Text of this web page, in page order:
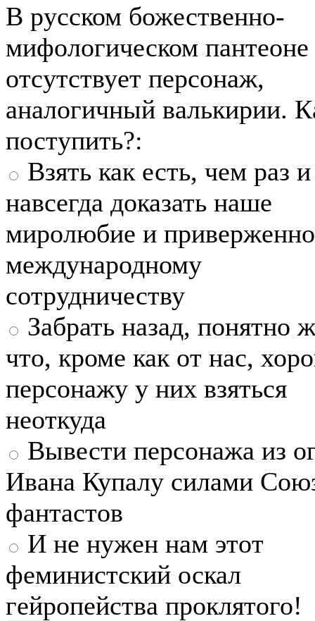
В русском божественно-
мифологическом пантеоне
отсутствует персонаж,
аналогичный валькирии.
поступить?:
Взять как есть, чем раз и
навсегда доказать наше
миролюбие и
международному
сотрудничеству
Забрать назад, понятно
что, кроме как от нас,
персонажу у них взяться
неоткуда
Вывести персонажа из
Ивана Купалу силами
фантастов
И не нужен нам этот
феминистский оскал
гейропейства проклятого!